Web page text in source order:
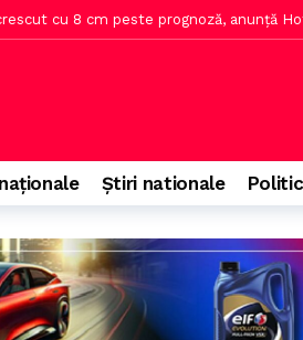
fost speriat după ce au fost făcute
găzduiește din nou simbolul
Știri nationale